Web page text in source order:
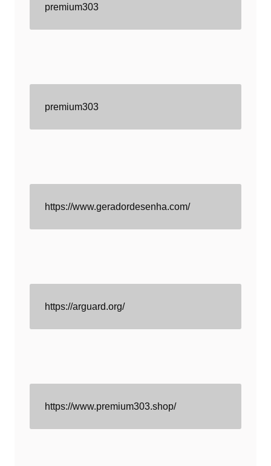
premium303
premium303
https://www.geradordesenha.com/
https://arguard.org/
https://www.premium303.shop/